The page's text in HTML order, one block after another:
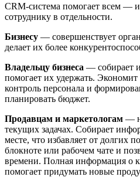
CRM-система помогает всем —
сотруднику в отдельности.
Бизнесу — совершенствует
делает их более
Владельцу бизнеса — собирает
помогает их удержать. Экономит
контроль персонала и
планировать бюджет.
Продавцам и маркетологам —
текущих задачах. Собирает
месте, что избавляет от долгих
блокноте или рабочем чате и
времени. Полная информация о
помогает придумать новые